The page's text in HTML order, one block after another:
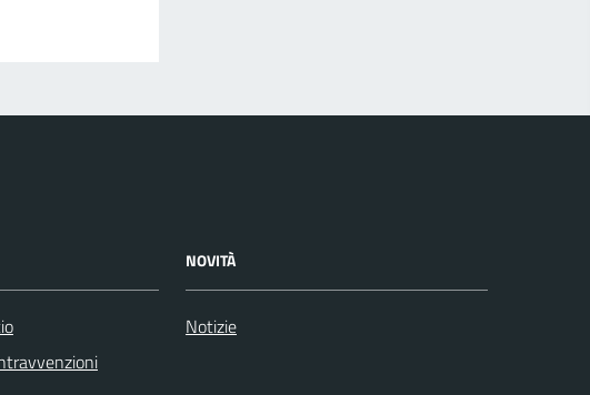
NOVITÀ
Notizie